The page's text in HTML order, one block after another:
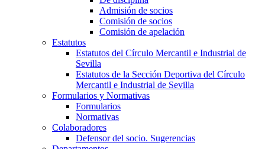
Admisión de socios
Comisión de socios
Comisión de apelación
Estatutos
Estatutos del Círculo Mercantil e Industrial de
Sevilla
Estatutos de la Sección Deportiva del Círculo
Mercantil e Industrial de Sevilla
Formularios y Normativas
Formularios
Normativas
Colaboradores
Defensor del socio. Sugerencias